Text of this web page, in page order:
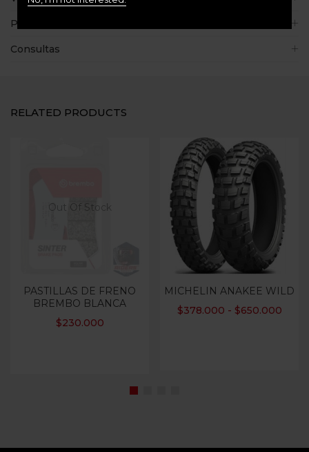
Políticas de la tienda
Consultas
RELATED PRODUCTS
Out Of Stock
PASTILLAS DE FRENO
BREMBO BLANCA
$230.000
MICHELIN ANAKEE WILD
$378.000 - $650.000